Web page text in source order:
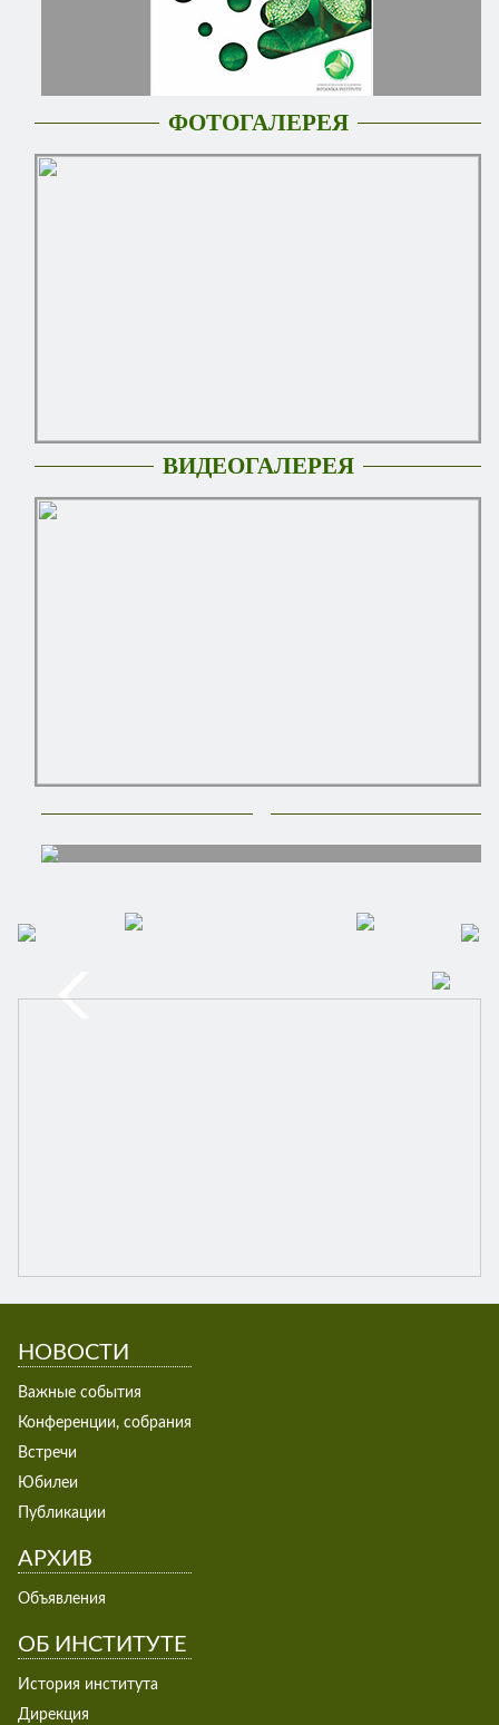
ФОТОГАЛЕРЕЯ
ВИДЕОГАЛЕРЕЯ
НОВОСТИ
Важные события
Конференции, собрания
Встречи
Юбилеи
Публикации
АРХИВ
Объявления
ОБ ИНСТИТУТЕ
История института
Дирекция